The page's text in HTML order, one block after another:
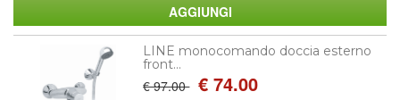
LINE monocomando doccia esterno
front...
€ 97.00 € 74.00